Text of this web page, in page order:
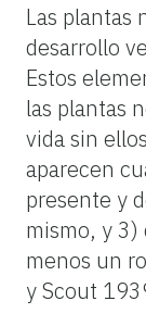
Las plantas
desarrollo
Estos
las plantas
vida sin
aparecen
presente y
mismo, y
menos un
y Scout